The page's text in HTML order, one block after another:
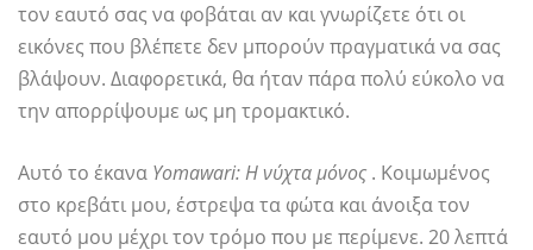
τον εαυτό σας να φοβάται αν και γνωρίζετε ότι οι
εικόνες που βλέπετε δεν μπορούν πραγματικά να σας
βλάψουν. Διαφορετικά, θα ήταν πάρα πολύ εύκολο να
την απορρίψουμε ως μη τρομακτικό.
Αυτό το έκανα Yomawari: Η νύχτα μόνος . Κοιμωμένος
στο κρεβάτι μου, έστρεψα τα φώτα και άνοιξα τον
εαυτό μου μέχρι τον τρόμο που με περίμενε. 20 λεπτά